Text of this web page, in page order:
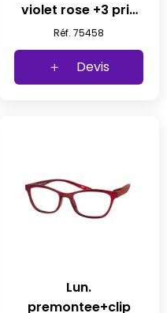
violet rose +3 prix
net
Réf. 75458
Devis
Lun.
premontee+clip